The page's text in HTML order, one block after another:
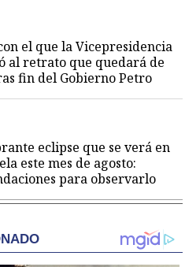
el que la Vicepresidencia
al retrato que quedará de
fin del Gobierno Petro
eclipse que se verá en
este mes de agosto:
para observarlo